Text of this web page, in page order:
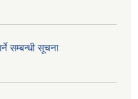
सम्बन्धी सूचना